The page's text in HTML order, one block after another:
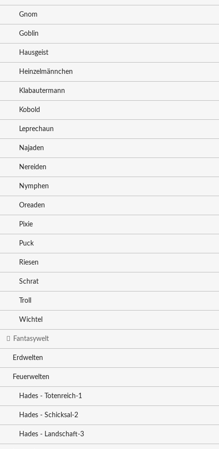
Gnom
Goblin
Hausgeist
Heinzelmännchen
Klabautermann
Kobold
Leprechaun
Najaden
Nereiden
Nymphen
Oreaden
Pixie
Puck
Riesen
Schrat
Troll
Wichtel
Fantasywelt
Erdwelten
Feuerwelten
Hades - Totenreich-1
Hades - Schicksal-2
Hades - Landschaft-3